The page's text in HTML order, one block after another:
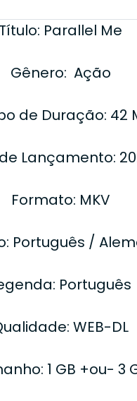
Título: Parallel Me
Gênero: Ação
de Duração: 42
Lançamento:
Formato: MKV
Português /
Português
WEB-DL
1 GB +ou- 3